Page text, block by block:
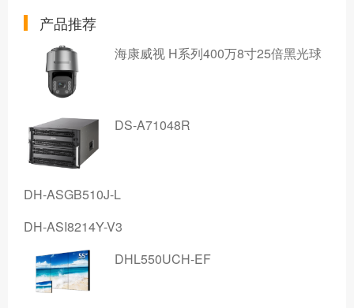
产品推荐
海康威视 H系列400万8寸25倍黑光球
DS-A71048R
DH-ASGB510J-L
DH-ASI8214Y-V3
DHL550UCH-EF